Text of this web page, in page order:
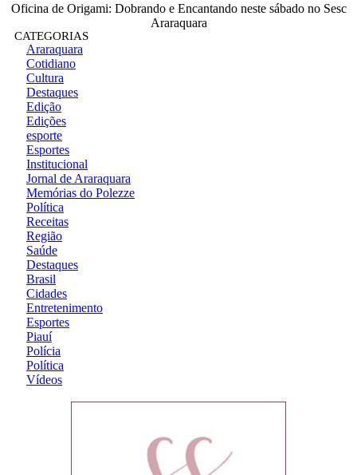
Oficina de Origami: Dobrando e Encantando neste sábado no Sesc
Araraquara
CATEGORIAS
Araraquara
Cotidiano
Cultura
Destaques
Edição
Edições
esporte
Esportes
Institucional
Jornal de Araraquara
Memórias do Polezze
Política
Receitas
Região
Saúde
Destaques
Brasil
Cidades
Entretenimento
Esportes
Piauí
Polícia
Política
Vídeos